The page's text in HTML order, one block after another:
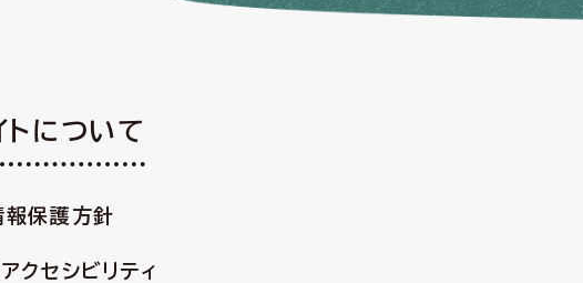
トについて
報保護方針
クセシビリティ